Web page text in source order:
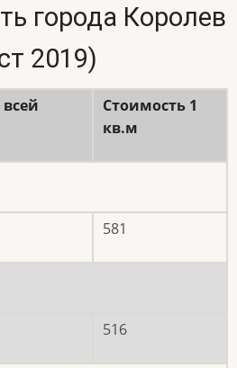
города Королев
2019)
Стоимость 1
кв.м
581
516